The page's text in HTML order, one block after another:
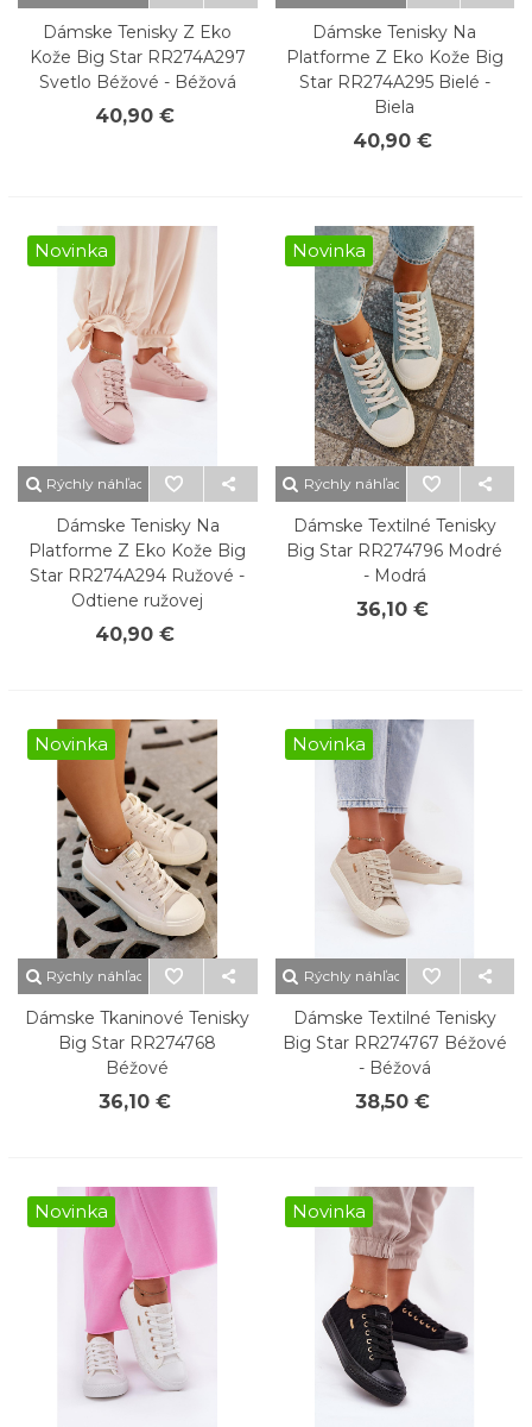
Dámske Tenisky Z Eko
Kože Big Star RR274A297
Svetlo Béžové - Béžová
40,90 €
Dámske Tenisky Na
Platforme Z Eko Kože Big
Star RR274A295 Bielé -
Biela
40,90 €
Novinka
Rýchly náhľad
Dámske Tenisky Na
Platforme Z Eko Kože Big
Star RR274A294 Ružové -
Odtiene ružovej
40,90 €
Novinka
Rýchly náhľad
Dámske Textilné Tenisky
Big Star RR274796 Modré
- Modrá
36,10 €
Novinka
Rýchly náhľad
Dámske Tkaninové Tenisky
Big Star RR274768
Béžové
36,10 €
Novinka
Rýchly náhľad
Dámske Textilné Tenisky
Big Star RR274767 Béžové
- Béžová
38,50 €
Novinka Novinka